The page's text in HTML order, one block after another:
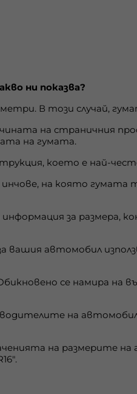
ни показва?
В този случай,
на страничния
на гумата.
което е най-
на която гумата
за размера,
вашия автомобил
се намира на
на
на размерите